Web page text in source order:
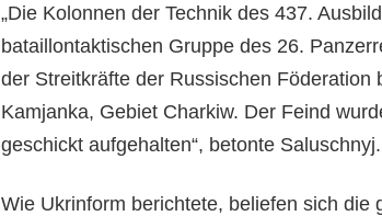
„Die Kolonnen der Technik des 437.
bataillontaktischen Gruppe des 26.
der Streitkräfte der Russischen Föderation
Kamjanka, Gebiet Charkiw. Der Feind
geschickt aufgehalten“, betonte Saluschnyj.
Wie Ukrinform berichtete, beliefen sich die